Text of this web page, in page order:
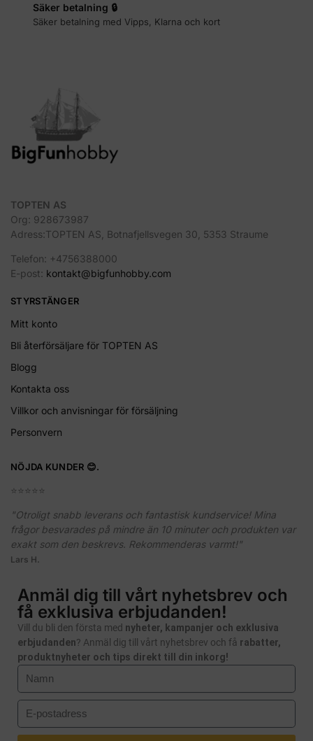
Säker betalning 🔒
Säker betalning med Vipps, Klarna och kort
TOPTEN AS
Org: 928673987
Adress:TOPTEN AS, Botnafjellsvegen 30, 5353 Straume
Telefon: +4756388000
E-post: kontakt@bigfunhobby.com
STYRSTÄNGER
Mitt konto
Bli återförsäljare för TOPTEN AS
Blogg
Kontakta oss
Villkor och anvisningar för försäljning
Personvern
NÖJDA KUNDER 😊.
⭐️⭐️⭐️⭐️⭐️
"Otroligt snabb leverans och fantastisk kundservice! Mina
frågor besvarades på mindre än 10 minuter och produkten var
exakt som den beskrevs. Rekommenderas varmt!"
Lars H.
Anmäl dig till vårt nyhetsbrev och
få exklusiva erbjudanden!
Vill du bli den första med nyheter, kampanjer och exklusiva
erbjudanden? Anmäl dig till vårt nyhetsbrev och få rabatter,
produktnyheter och tips direkt till din inkorg!